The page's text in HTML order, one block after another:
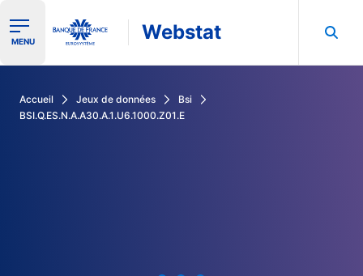
Ouvrir le menu de navigation
MENU Webstat
Accueil Jeux de données
Bsi
BSI.Q.ES.N.A.A30.A.1.U6.1000.Z01.E